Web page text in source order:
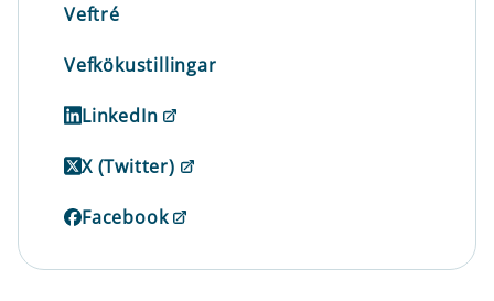
Veftré
Vefkökustillingar
LinkedIn
X (Twitter)
Facebook